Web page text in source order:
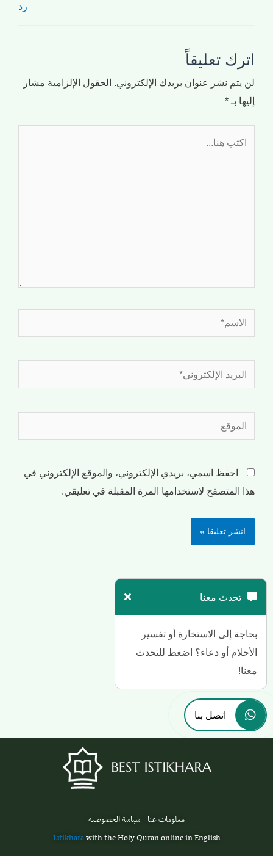
رد
اترك تعليقاً
لن يتم نشر عنوان بريدك الإلكتروني. الحقول الإلزامية مشار
إليها بـ *
احفظ اسمي، بريدي الإلكتروني، والموقع الإلكتروني في
هذا المتصفح لاستخدامها المرة المقبلة في تعليقي.
تحدث معنا
بحاجة إلى الاستخارة أو تفسير
الأحلام أو دعاء؟ اضغط للتحدث
معنا!
اتصل بنا
معلومات عنا سياسة الخصوصية
Istikharawith the Holy Quran online in English